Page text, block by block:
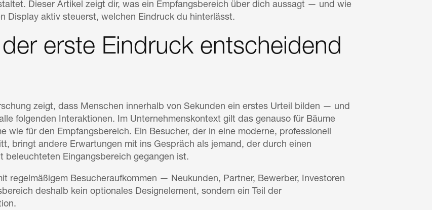
Dieser Artikel zeigt dir, was ein Empfangsbereich über dich aussagt — und wie
Display aktiv steuerst, welchen Eindruck du hinterlässt.
erste Eindruck entscheidend
zeigt, dass Menschen innerhalb von Sekunden ein erstes Urteil bilden — und
folgenden Interaktionen. Im Unternehmenskontext gilt das genauso für Bäume
wie für den Empfangsbereich. Ein Besucher, der in eine moderne, professionell
bringt andere Erwartungen mit ins Gespräch als jemand, der durch einen
beleuchteten Eingangsbereich gegangen ist.
regelmäßigem Besucheraufkommen — Neukunden, Partner, Bewerber, Investoren
deshalb kein optionales Designelement, sondern ein Teil der